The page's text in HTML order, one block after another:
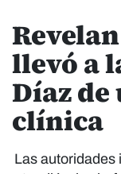
llevó a
Díaz
clínica
Las autoridades